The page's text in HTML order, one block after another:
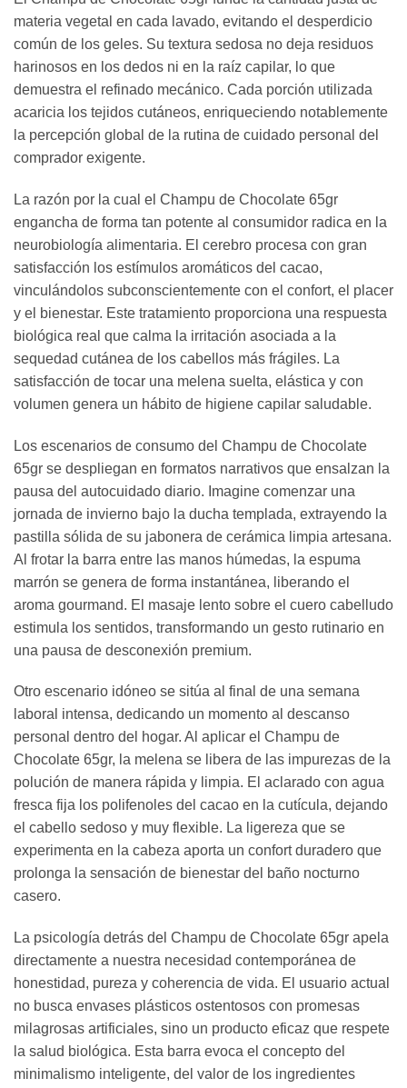
materia vegetal en cada lavado, evitando el desperdicio
común de los geles. Su textura sedosa no deja residuos
harinosos en los dedos ni en la raíz capilar, lo que
demuestra el refinado mecánico. Cada porción utilizada
acaricia los tejidos cutáneos, enriqueciendo notablemente
la percepción global de la rutina de cuidado personal del
comprador exigente.
La razón por la cual el Champu de Chocolate 65gr
engancha de forma tan potente al consumidor radica en la
neurobiología alimentaria. El cerebro procesa con gran
satisfacción los estímulos aromáticos del cacao,
vinculándolos subconscientemente con el confort, el placer
y el bienestar. Este tratamiento proporciona una respuesta
biológica real que calma la irritación asociada a la
sequedad cutánea de los cabellos más frágiles. La
satisfacción de tocar una melena suelta, elástica y con
volumen genera un hábito de higiene capilar saludable.
Los escenarios de consumo del Champu de Chocolate
65gr se despliegan en formatos narrativos que ensalzan la
pausa del autocuidado diario. Imagine comenzar una
jornada de invierno bajo la ducha templada, extrayendo la
pastilla sólida de su jabonera de cerámica limpia artesana.
Al frotar la barra entre las manos húmedas, la espuma
marrón se genera de forma instantánea, liberando el
aroma gourmand. El masaje lento sobre el cuero cabelludo
estimula los sentidos, transformando un gesto rutinario en
una pausa de desconexión premium.
Otro escenario idóneo se sitúa al final de una semana
laboral intensa, dedicando un momento al descanso
personal dentro del hogar. Al aplicar el Champu de
Chocolate 65gr, la melena se libera de las impurezas de la
polución de manera rápida y limpia. El aclarado con agua
fresca fija los polifenoles del cacao en la cutícula, dejando
el cabello sedoso y muy flexible. La ligereza que se
experimenta en la cabeza aporta un confort duradero que
prolonga la sensación de bienestar del baño nocturno
casero.
La psicología detrás del Champu de Chocolate 65gr apela
directamente a nuestra necesidad contemporánea de
honestidad, pureza y coherencia de vida. El usuario actual
no busca envases plásticos ostentosos con promesas
milagrosas artificiales, sino un producto eficaz que respete
la salud biológica. Esta barra evoca el concepto del
minimalismo inteligente, del valor de los ingredientes